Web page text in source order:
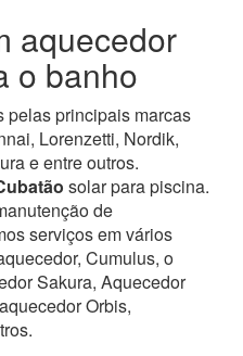
aquecedor
o banho
pelas principais marcas
Lorenzetti, Nordik,
e entre outros.
solar para piscina.
de
serviços em vários
Cumulus, o
Sakura, Aquecedor
Orbis,